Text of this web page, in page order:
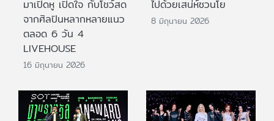
มาเปิดหู เปิดใจ กับโชว์สด
จากศิลปินหลากหลายแนว
ตลอด 6 วัน 4
LIVEHOUSE
16 มิถุนายน 2026
ไปด้วยเสน่ห์ชวนโย
8 มิถุนายน 2026